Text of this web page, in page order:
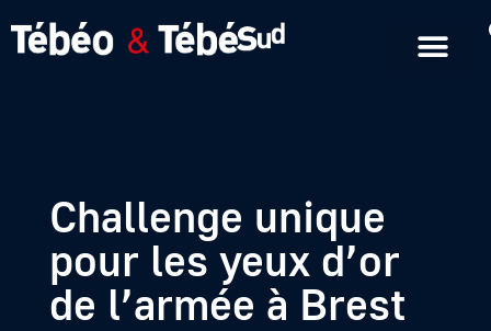
Challenge unique
pour les yeux d’or
de l’armée à Brest